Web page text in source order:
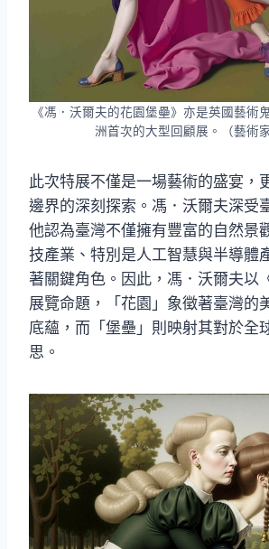
《馮．沃爾夫的花園堡壘》亦是英國藝術
洲首次的大型回顧展。（藝術家
此次特展不僅是一場藝術的盛宴，
邊界的深刻探索。馮．沃爾夫深受
他認為臺灣不僅擁有豐富的自然景
技產業、特別是人工智慧與半導體
著關鍵角色。因此，馮．沃爾夫以
展覽命題，「花園」象徵著臺灣的
底蘊，而「堡壘」則映射其對於全
思。